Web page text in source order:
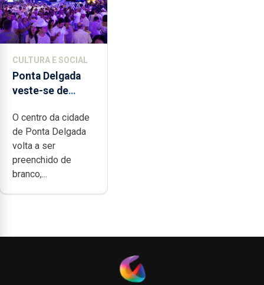
CULTURA E SOCIAL
Ponta Delgada
veste-se de
O centro da cidade
de Ponta Delgada
volta a ser
preenchido de
branco,...